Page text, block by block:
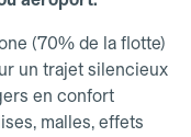
(70% de la flotte)
un trajet silencieux
en confort
malles, effets